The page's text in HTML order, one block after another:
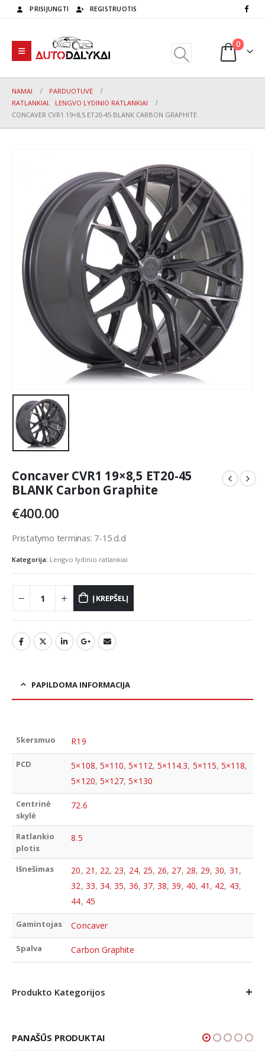
PRISIJUNGTI REGISTRUOTIS
0
NAMAI
PARDUOTUVĖ
RATLANKIAI,
LENGVO LYDINIO RATLANKIAI
CONCAVER CVR1 19×8,5 ET20-45 BLANK CARBON GRAPHITE
Concaver CVR1 19×8,5 ET20-45
BLANK Carbon Graphite
€400.00
Pristatymo terminas: 7-15 d.d
Kategorija: Lengvo lydinio ratlankiai
Į KREPŠELĮ
PAPILDOMA INFORMACIJA
Skersmuo R19
PCD 5×108, 5×110,5×112, 5×114.3, 5×115,5×118,
5×120, 5×127,5×130
Centrinė
skylė
72.6
Ratlankio
plotis
8.5
Išnešimas 20, 21 , 22, 23, 24, 25, 26, 27, 28, 29,30, 31 ,
32, 33, 34,35, 36, 37,38,39, 40, 41 , 42, 43,
44, 45
Gamintojas Concaver
Spalva Carbon Graphite
Produkto Kategorijos
PANAŠŪS PRODUKTAI